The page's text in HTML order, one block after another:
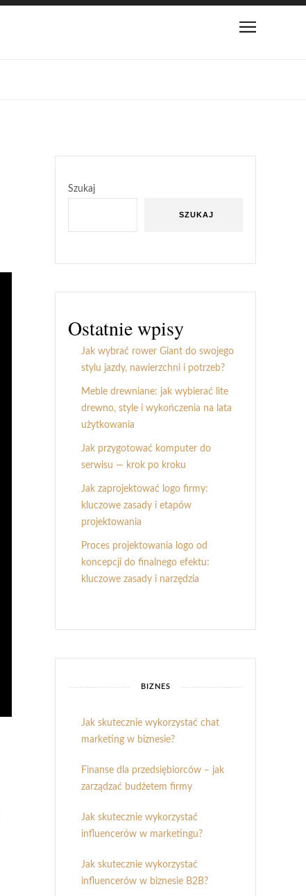
Szukaj
SZUKAJ
Ostatnie wpisy
Jak wybrać rower Giant do swojego
stylu jazdy, nawierzchni i potrzeb?
Meble drewniane: jak wybierać lite
drewno, style i wykończenia na lata
użytkowania
Jak przygotować komputer do
serwisu — krok po kroku
Jak zaprojektować logo firmy:
kluczowe zasady i etapów
projektowania
Proces projektowania logo od
koncepcji do finalnego efektu:
kluczowe zasady i narzędzia
BIZNES
Jak skutecznie wykorzystać chat
marketing w biznesie?
Finanse dla przedsiębiorców – jak
zarządzać budżetem firmy
Jak skutecznie wykorzystać
influencerów w marketingu?
Jak skutecznie wykorzystać
influencerów w biznesie B2B?